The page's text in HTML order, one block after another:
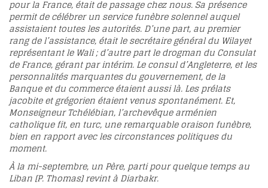
pour la France, était de passage chez nous. Sa présence
permit de célébrer un service funèbre solennel auquel
assistaient toutes les autorités. D’une part, au premier
rang de l’assistance, était le secrétaire général du Wilayet
représentant le Wali ; d’autre part le drogman du Consulat
de France, gérant par intérim. Le consul d’Angleterre, et les
personnalités marquantes du gouvernement, de la
Banque et du commerce étaient aussi là. Les prélats
jacobite et grégorien étaient venus spontanément. Et,
Monseigneur Tchélébian, l’archevêque arménien
catholique fit, en turc, une remarquable oraison funèbre,
bien en rapport avec les circonstances politiques du
moment.
À la mi-septembre, un Père, parti pour quelque temps au
Liban [P. Thomas] revint à Diarbakr.